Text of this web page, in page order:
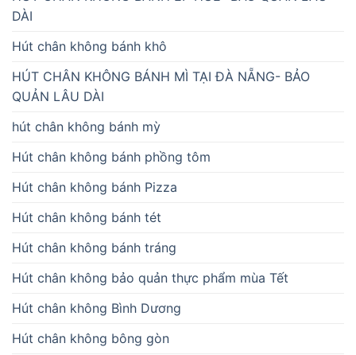
DÀI
Hút chân không bánh khô
HÚT CHÂN KHÔNG BÁNH MÌ TẠI ĐÀ NẴNG- BẢO
QUẢN LÂU DÀI
hút chân không bánh mỳ
Hút chân không bánh phồng tôm
Hút chân không bánh Pizza
Hút chân không bánh tét
Hút chân không bánh tráng
Hút chân không bảo quản thực phẩm mùa Tết
Hút chân không Bình Dương
Hút chân không bông gòn